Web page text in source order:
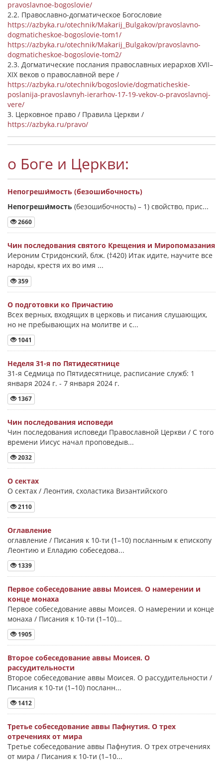
pravoslavnoe-bogoslovie/
2.2. Православно-догматическое Богословие
https://azbyka.ru/otechnik/Makarij_Bulgakov/pravoslavno-
dogmaticheskoe-bogoslovie-tom1/
https://azbyka.ru/otechnik/Makarij_Bulgakov/pravoslavno-
dogmaticheskoe-bogoslovie-tom2/
2.3. Догматические послания православных иерархов XVII–
XIX веков о православной вере /
https://azbyka.ru/otechnik/bogoslovie/dogmaticheskie-
poslanija-pravoslavnyh-ierarhov-17-19-vekov-o-pravoslavnoj-
vere/
3. Церковное право / Правила Церкви /
https://azbyka.ru/pravo/
о Боге и Церкви:
Непогреши́мость (безошибочность)
Непогреши́мость (безошибочность) – 1) свойство, прис...
2660
Чин последования святого Крещения и Миропомазания
Иероним Стридонский, блж. (†420) Итак идите, научите все
народы, крестя их во имя ...
359
О подготовки ко Причастию
Всех верных, входящих в церковь и писания слушающих,
но не пребывающих на молитве и с...
1041
Неделя 31-я по Пятидесятнице
31-я Седмица по Пятидесятнице, расписание служб: 1
января 2024 г. - 7 января 2024 г.
1367
Чин последования исповеди
Чин последования исповеди Православной Церкви / С того
времени Иисус начал проповедыв...
2032
О сектах
О сектах / Леонтия, схоластика Византийского
2110
Оглавление
оглавление / Писания к 10-ти (1–10) посланным к епископу
Леонтию и Елладию собеседова...
1339
Первое собеседование аввы Моисея. О намерении и
конце монаха
Первое собеседование аввы Моисея. О намерении и конце
монаха / Писания к 10-ти (1–10)...
1905
Второе собеседование аввы Моисея. О
рассудительности
Второе собеседование аввы Моисея. О рассудительности /
Писания к 10-ти (1–10) посланн...
1412
Третье собеседование аввы Пафнутия. О трех
отречениях от мира
Третье собеседование аввы Пафнутия. О трех отречениях
от мира / Писания к 10-ти (1–10...